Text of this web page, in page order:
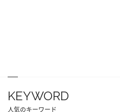
KEYWORD
人気のキーワード